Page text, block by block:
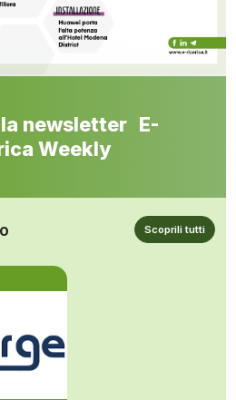
newsletter E-
Weekly
Scoprili tutti